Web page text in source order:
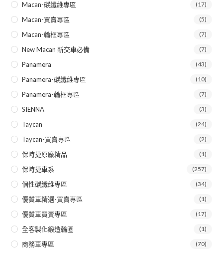
Macan-碳纖維專區 (17)
Macan-買賣專區 (5)
Macan-輪框專區 (7)
New Macan 新交車必備 (7)
Panamera (43)
Panamera-碳纖維專區 (10)
Panamera-輪框專區 (7)
SIENNA (3)
Taycan (24)
Taycan-買賣專區 (2)
保時捷原廠精品 (1)
保時捷車系 (257)
個性碳纖維專區 (34)
優質車精選-買賣專區 (1)
優質車買賣專區 (17)
全客製化鍛造輪圈 (1)
商務車專區 (70)